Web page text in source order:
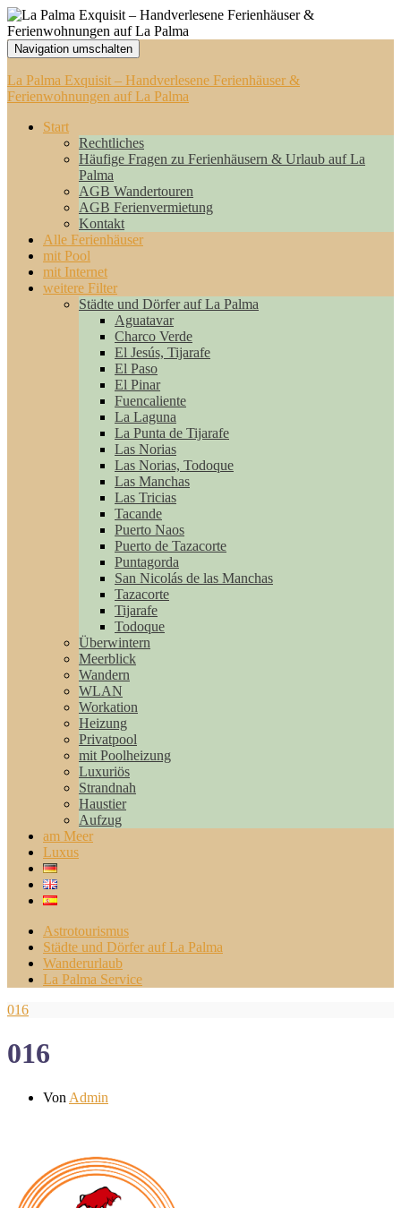
Navigation umschalten
La Palma Exquisit – Handverlesene Ferienhäuser &
Ferienwohnungen auf La Palma
Start
Rechtliches
Häufige Fragen zu Ferienhäusern & Urlaub auf La
Palma
AGB Wandertouren
AGB Ferienvermietung
Kontakt
Alle Ferienhäuser
mit Pool
mit Internet
weitere Filter
Städte und Dörfer auf La Palma
Aguatavar
Charco Verde
El Jesús, Tijarafe
El Paso
El Pinar
Fuencaliente
La Laguna
La Punta de Tijarafe
Las Norias
Las Norias, Todoque
Las Manchas
Las Tricias
Tacande
Puerto Naos
Puerto de Tazacorte
Puntagorda
San Nicolás de las Manchas
Tazacorte
Tijarafe
Todoque
Überwintern
Meerblick
Wandern
WLAN
Workation
Heizung
Privatpool
mit Poolheizung
Luxuriös
Strandnah
Haustier
Aufzug
am Meer
Luxus
Astrotourismus
Städte und Dörfer auf La Palma
Wanderurlaub
La Palma Service
016
016
Von Admin